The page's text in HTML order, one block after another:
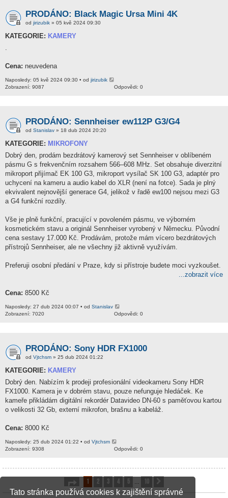
Tato stránka používá cookies k zajištění správné
PRODÁNO: Black Magic Ursa Mini 4K
od jirizubik » 05 kvě 2024 09:30
KATEGORIE: KAMERY
.
Cena: neuvedena
Naposledy: 05 kvě 2024 09:30 • od jirizubik
Odpovědi: 0
Zobrazení: 9087
PRODÁNO: Sennheiser ew112P G3/G4
od Stanislav » 18 dub 2024 20:20
KATEGORIE: MIKROFONY
Dobrý den, prodám bezdrátový kamerový set Sennheiser v oblíbeném
pásmu G s frekvenčním rozsahem 566–608 MHz. Set obsahuje diverzitní
mikroport přijímač EK 100 G3, mikroport vysílač SK 100 G3, adaptér pro
uchycení na kameru a audio kabel do XLR (není na fotce). Sada je plný
ekvivalent nejnovější generace G4, jelikož v řadě ew100 nejsou mezi G3
a G4 funkční rozdíly.
Vše je plně funkční, pracující v povoleném pásmu, ve výborném
kosmetickém stavu a originál Sennheiser vyrobený v Německu. Původní
cena sestavy 17.000 Kč. Prodávám, protože mám vícero bezdrátových
přístrojů Sennheiser, ale ne všechny již aktivně využívám.
Preferuji osobní předání v Praze, kdy si přístroje budete moci vyzkoušet.
...zobrazit více
Cena: 8500 Kč
Naposledy: 27 dub 2024 00:07 • od Stanislav
Odpovědi: 0
Zobrazení: 7020
PRODÁNO: Sony HDR FX1000
od Vjtchsm » 25 dub 2024 01:22
KATEGORIE: KAMERY
Dobrý den. Nabízím k prodeji profesionální videokameru Sony HDR
FX1000. Kamera je v dobrém stavu, pouze nefunguje hledáček. Ke
kameře přikládám digitální rekordér Datavideo DN-60 s paměťovou kartou
o velikosti 32 Gb, externí mikrofon, brašnu a kabeláž.
Cena: 8000 Kč
Naposledy: 25 dub 2024 01:22 • od Vjtchsm
Odpovědi: 0
Zobrazení: 9308
Stránka 1z 10
1 2 3 4 10